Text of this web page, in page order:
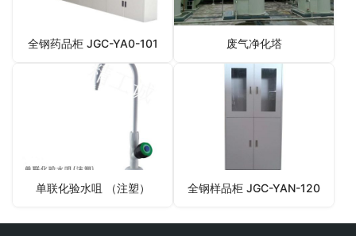
全钢药品柜 JGC-YA0-101 废气净化塔
单联化验水咀 （注塑） 全钢样品柜 JGC-YAN-120